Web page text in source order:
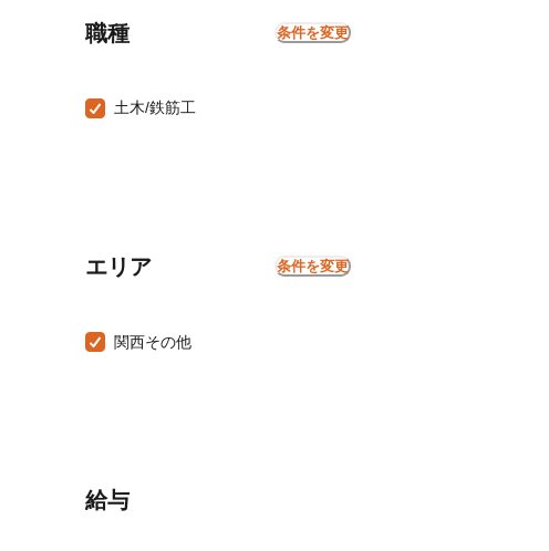
職種 条件を変更
土木/鉄筋工
エリア 条件を変更
関西その他
給与